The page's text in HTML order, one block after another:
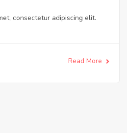
consectetur adipiscing elit.
Read More